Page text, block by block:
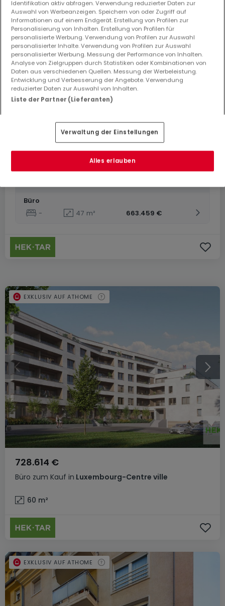
Wohnanlage « NYX » zum Kauf inLuxembourg-Belair
Von663.459 €bis900.000 €
Von 47 bis 76m²
-
61 m²
721.910 €
Büro
Büro
-
47 m² 663.459 €
Büro zum Kauf in Luxembourg-Centre ville
728.614 €
60 m²
EXKLUSIV AUF ATHOME
EXKLUSIV AUF ATHOME
Identifikation aktiv abfragen. Verwendung reduzierter Daten zur
Auswahl von Werbeanzeigen. Speichern von oder Zugriff auf
Informationen auf einem Endgerät. Erstellung von Profilen zur
Personalisierung von Inhalten. Erstellung von Profilen für
personalisierte Werbung. Verwendung von Profilen zur Auswahl
personalisierter Inhalte. Verwendung von Profilen zur Auswahl
personalisierter Werbung. Messung der Performance von Inhalten.
Analyse von Zielgruppen durch Statistiken oder Kombinationen von
Daten aus verschiedenen Quellen. Messung der Werbeleistung.
Entwicklung und Verbesserung der Angebote. Verwendung
reduzierter Daten zur Auswahl von Inhalten.
Liste der Partner (Lieferanten)
Verwaltung der Einstellungen
Alles erlauben